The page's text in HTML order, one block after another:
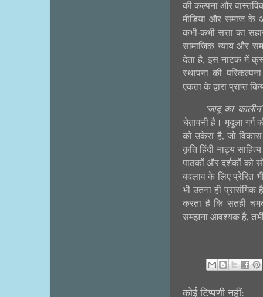
की कल्पना और
मीडिया और समाज के
कभी-कभी सत्ता का
सामाजिक न्याय और
देता है,इस नाटक में
स्थापना की परिकल्पना
एकता के द्वारा प्राप्त
‘जादू का कालीन’
चेतावनी है। मृदुला गर्ग
को उकेरा है,जो विकास
कृति हिंदी नाट्य साहित्य
पाठकों और दर्शकों को
बदलाव के लिए प्रेरित
भी उतना ही प्रासंगिक है
करता है कि सतही
समझना आवश्यक है,
कोई टिप्पणी नहीं: